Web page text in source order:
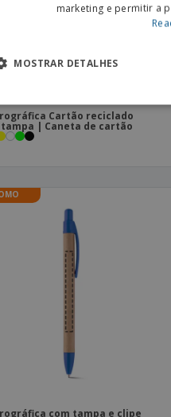
Cartão reciclado
tampa | Caneta de cartão
com tampa e clipe
marketing e permitir a
MOSTRAR DETALHES